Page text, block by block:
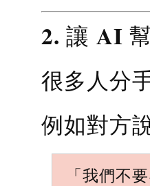
2. 讓 AI
很多人分
例如對方
「我們不